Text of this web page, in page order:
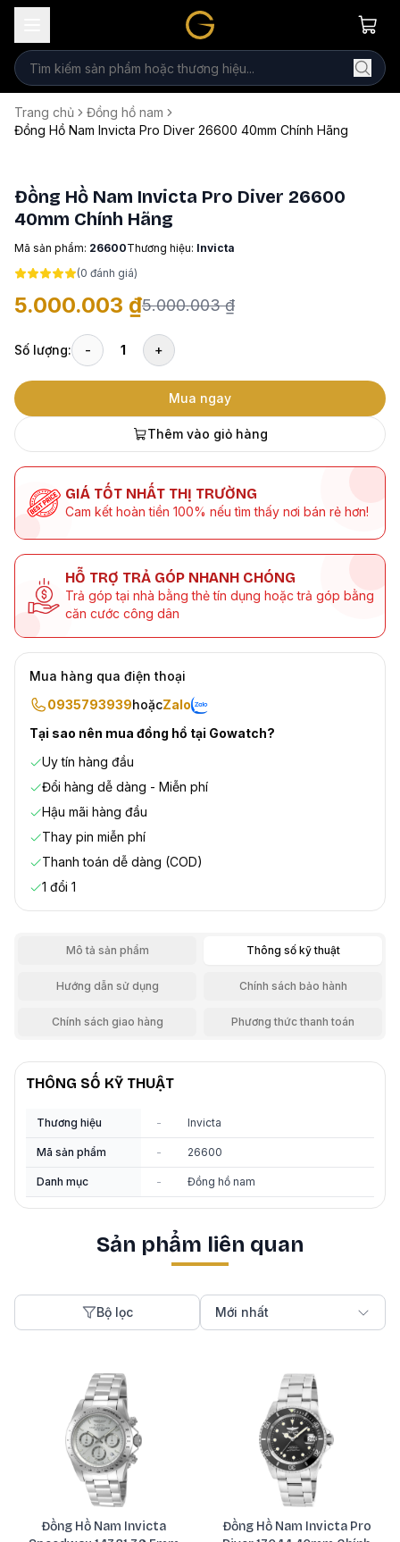
Trang chủ
Đồng hồ nam
Đồng Hồ Nam Invicta Pro Diver 26600 40mm Chính Hãng
Đồng Hồ Nam Invicta Pro Diver 26600
40mm Chính Hãng
Mã sản phẩm: 26600Thương hiệu: Invicta
(0 đánh giá)
5.000.003 ₫5.000.003 ₫
Số lượng: - 1 +
Mua ngay
Thêm vào giỏ hàng
GIÁ TỐT NHẤT THỊ TRƯỜNG
Cam kết hoàn tiền 100% nếu tìm thấy nơi bán rẻ hơn!
HỖ TRỢ TRẢ GÓP NHANH CHÓNG
Trả góp tại nhà bằng thẻ tín dụng hoặc trả góp bằng
căn cước công dân
Mua hàng qua điện thoại
0935793939hoặcZalo
Tại sao nên mua đồng hồ tại Gowatch?
Uy tín hàng đầu
Đổi hàng dễ dàng - Miễn phí
Hậu mãi hàng đầu
Thay pin miễn phí
Thanh toán dễ dàng (COD)
1 đổi 1
Mô tả sản phẩm Thông số kỹ thuật
Hướng dẫn sử dụng Chính sách bảo hành
Chính sách giao hàng Phương thức thanh toán
THÔNG SỐ KỸ THUẬT
Thương hiệu - Invicta
Mã sản phẩm - 26600
Danh mục - Đồng hồ nam
Sản phẩm liên quan
Bộ lọc Mới nhất
Đồng Hồ Nam Invicta
Đồng Hồ Nam Invicta Pro